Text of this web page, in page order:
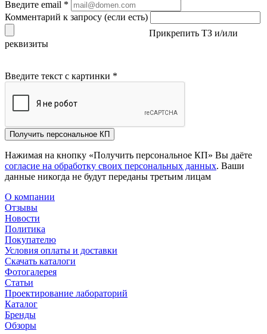
Введите email *
Комментарий к запросу (если есть)
Прикрепить ТЗ и/или
реквизиты
Введите текст с картинки *
Получить персональное КП
Нажимая на кнопку «Получить персональное КП» Вы даёте
согласие на обработку своих персональных данных. Ваши
данные никогда не будут переданы третьим лицам
О компании
Отзывы
Новости
Политика
Покупателю
Условия оплаты и доставки
Скачать каталоги
Фотогалерея
Статьи
Проектирование лабораторий
Каталог
Бренды
Обзоры